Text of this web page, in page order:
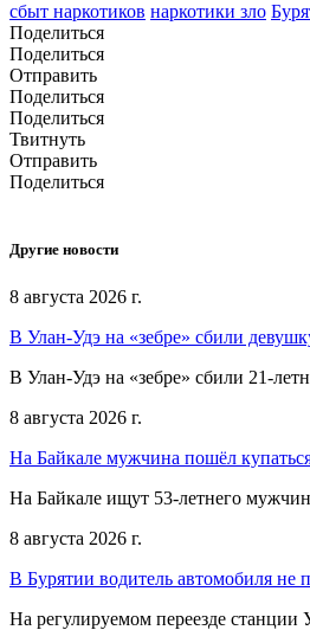
сбыт наркотиков наркотики зло
Поделиться
Поделиться
Отправить
Поделиться
Поделиться
Твитнуть
Отправить
Поделиться
Другие новости
8 августа 2026 г.
В Улан-Удэ на «зебре» сбили
В Улан-Удэ на «зебре» сбили 21-
8 августа 2026 г.
На Байкале мужчина пошёл
На Байкале ищут 53-летнего
8 августа 2026 г.
В Бурятии водитель автомобиля не
На регулируемом переезде